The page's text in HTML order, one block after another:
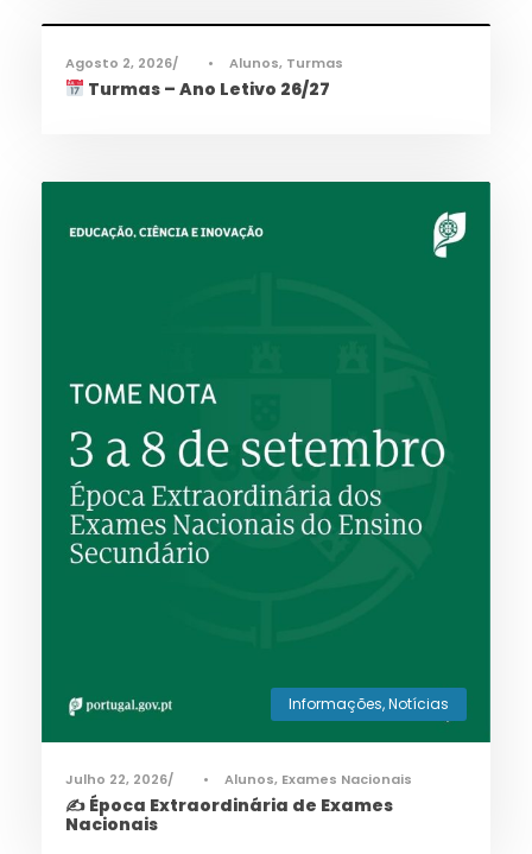
Agosto 2, 2026 • Alunos, Turmas
Turmas – Ano Letivo 26/27
Informações,Notícias
Julho 22, 2026 • Alunos, Exames Nacionais
✍️ Época Extraordinária de Exames
Nacionais